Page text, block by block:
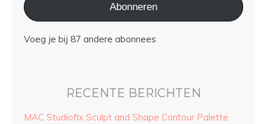
Abonneren
Voeg je bij 87 andere abonnees
RECENTE BERICHTEN
MAC Studiofix Sculpt and Shape Contour Palette